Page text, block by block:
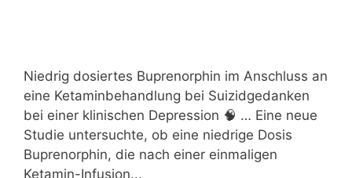
Niedrig dosiertes Buprenorphin im Anschluss an
eine Ketaminbehandlung bei Suizidgedanken
bei einer klinischen Depression 🧠 … Eine neue
Studie untersuchte, ob eine niedrige Dosis
Buprenorphin, die nach einer einmaligen
Ketamin-Infusion...